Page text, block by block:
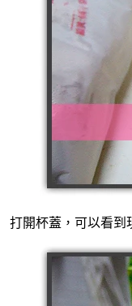
打開杯蓋，可以看到